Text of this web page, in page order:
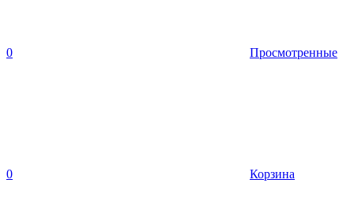
0 Просмотренные
0 Корзина